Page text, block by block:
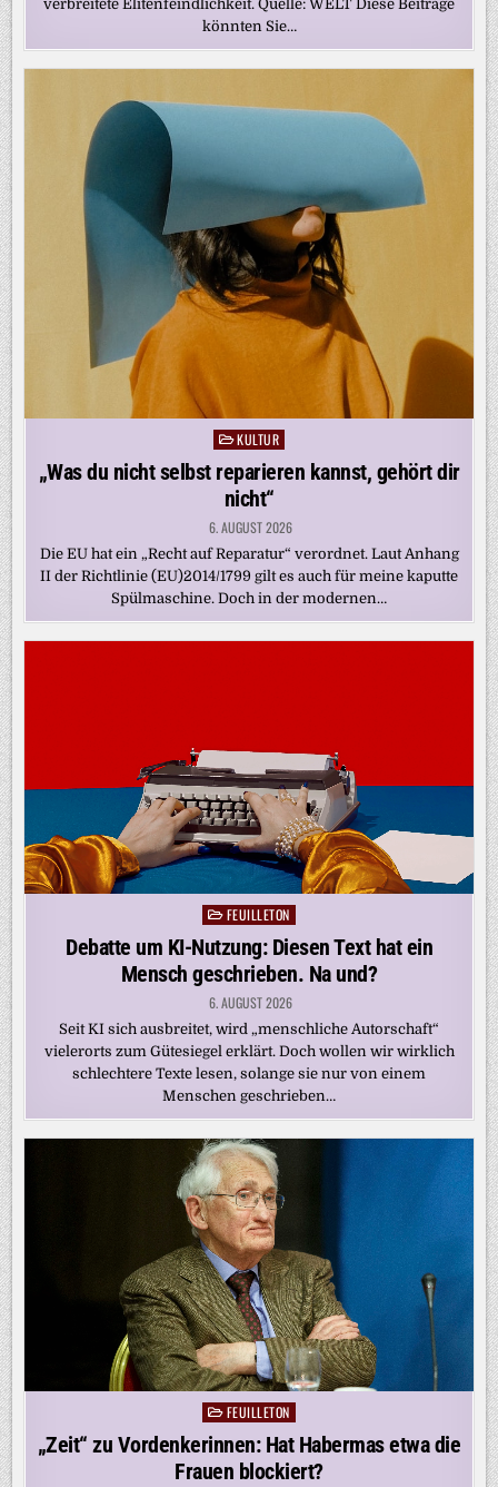
verbreitete Elitenfeindlichkeit. Quelle: WELT Diese Beiträge
könnten Sie…
PostedKULTUR
„Was du nicht selbst reparieren kannst, gehört dir
nicht“
6. AUGUST 2026
Die EU hat ein „Recht auf Reparatur“ verordnet. Laut Anhang
II der Richtlinie (EU)2014/1799 gilt es auch für meine kaputte
Spülmaschine. Doch in der modernen…
Posted
in
FEUILLETON
Debatte um KI-Nutzung: Diesen Text hat ein
Mensch geschrieben. Na und?
6. AUGUST 2026
Seit KI sich ausbreitet, wird „menschliche Autorschaft“
vielerorts zum Gütesiegel erklärt. Doch wollen wir wirklich
schlechtere Texte lesen, solange sie nur von einem
Menschen geschrieben…
Posted
in
FEUILLETON
„Zeit“ zu Vordenkerinnen: Hat Habermas etwa die
Frauen blockiert?